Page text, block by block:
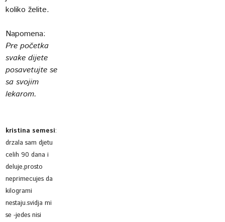
koliko želite.
Napomena:
Pre početka
svake dijete
posavetujte se
sa svojim
lekarom.
kristina semesi:
drzala sam djetu
celih 90 dana i
deluje,prosto
neprimecujes da
kilogrami
nestaju.svidja mi
se -jedes nisi